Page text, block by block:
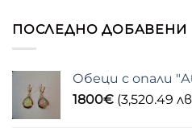
ПОСЛЕДНО ДОБАВЕНИ
Обеци с опали
1800€ (3,520.49